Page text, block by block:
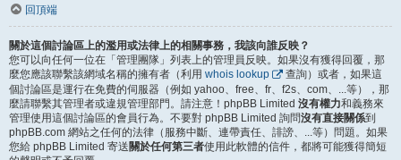
回頂端
關於這個討論區上的濫用或法律上的相關事務，我該向誰反映？
您可以向任何一位在「管理團隊」列表上的管理員反映。如果沒有獲得回覆，那
麼您應該聯繫該網域名稱的擁有者（利用 whois lookup
查詢）或者，如果這
個討論區是運行在免費的伺服器（例如 yahoo、free、fr、f2s、com、...等），那
麼請聯繫其管理者或違規管理部門。請注意！phpBB Limited 沒有權力和義務來
管理使用這個討論區的會員行為。不要對 phpBB Limited 詢問沒有直接關係到
phpBB.com 網站之任何的法律（服務中斷、連帶責任、誹謗、...等）問題。如果
您給 phpBB Limited 寄送關於任何第三者使用此軟體的信件，都將可能獲得簡短